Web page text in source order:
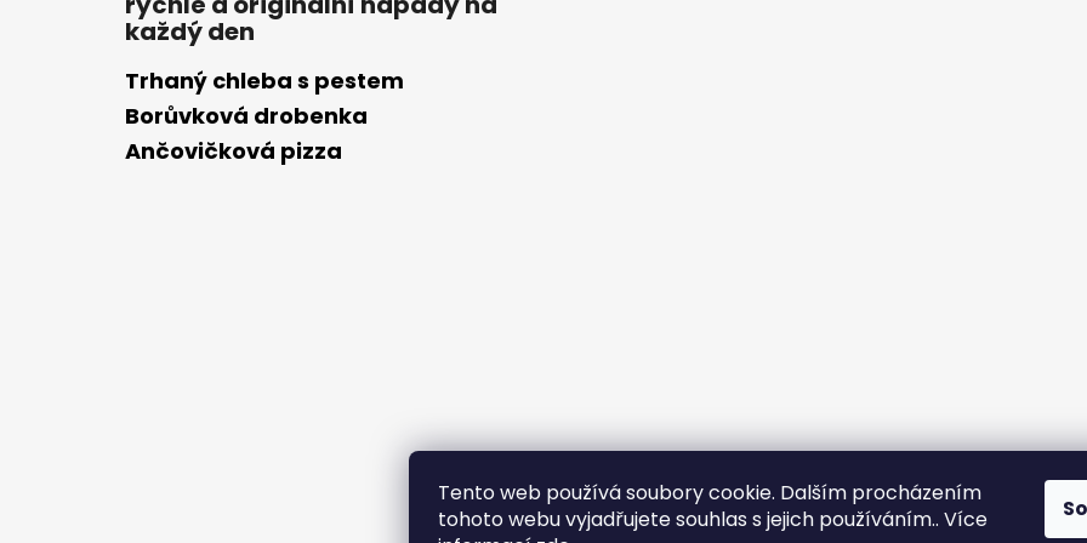
Tento web používá soubory cookie. Dalším procházením
tohoto webu vyjadřujete souhlas s jejich používáním.. Více
každý den
Trhaný chleba s pestem
Borůvková drobenka
Ančovičková pizza
Sledovat na Instagramu